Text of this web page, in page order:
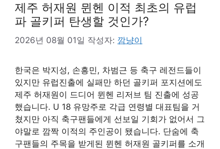
제주 허재원 뮌헨 이적 최초의 유럽
파 골키퍼 탄생할 것인가?
2026년 08월 01일 작성자: 깜냥이
한국은 박지성, 손흥민, 차범근 등 축구 레전드들이
있지만 유럽진출에 실패만 하던 골키퍼 포지션에도
제주 허재원이 드디어 뮌헨 리저브 팀 진출에 성공
했습니다. U 18 유망주로 각급 연령별 대표팀을 거
쳤지만 아직 축구팬들에게 선보일 기회가 없어서 그
야말로 깜짝 이적의 주인공이 됐습니다. 단숨에 축
구팬들의 주목을 받게된 뮌헨 허재원 골키퍼를 소개